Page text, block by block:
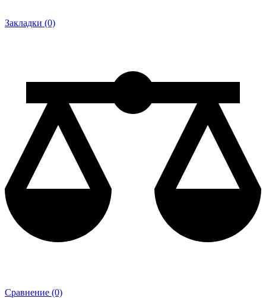
Закладки (0)
Сравнение (0)